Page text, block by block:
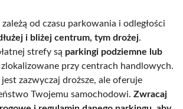
od czasu parkowania i odległości
i bliżej centrum, tym drożej.
strefy są parkingi podziemne lub
zlokalizowane przy centrach handlowych.
zazwyczaj droższe, ale oferuje
Twojemu samochodowi. Zwracaj